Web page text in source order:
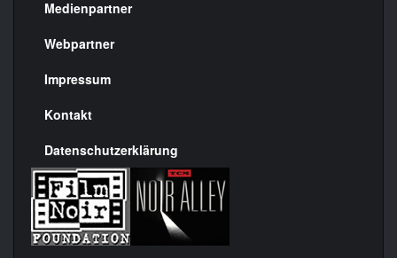
Menülinks
rechte
Seite
Medienpartner
Webpartner
Impressum
Kontakt
Datenschutzerklärung